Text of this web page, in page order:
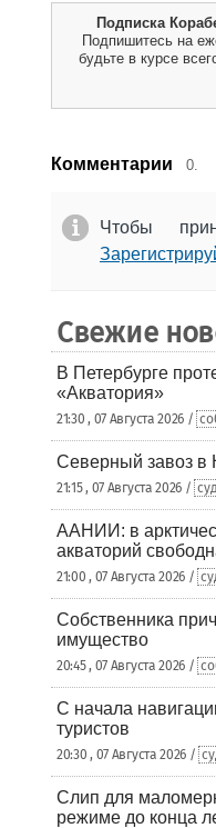
Подписка
Подпишитесь на
будьте в курсе
Комментарии 0.
Чтобы
Свежие
В Петербурге
«Акватория»
21:30 , 07 Августа 2026 /
Северный завоз в
21:15 , 07 Августа 2026 /
ААНИИ: в
акваторий
21:00 , 07 Августа 2026 /
Собственника
имущество
20:45 , 07 Августа 2026 /
С начала
туристов
20:30 , 07 Августа 2026 /
Слип для
режиме до конца